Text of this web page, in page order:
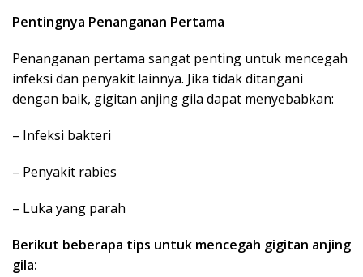
Pentingnya Penanganan Pertama
Penanganan pertama sangat penting untuk mencegah
infeksi dan penyakit lainnya. Jika tidak ditangani
dengan baik, gigitan anjing gila dapat menyebabkan:
– Infeksi bakteri
– Penyakit rabies
– Luka yang parah
Berikut beberapa tips untuk mencegah gigitan anjing
gila: